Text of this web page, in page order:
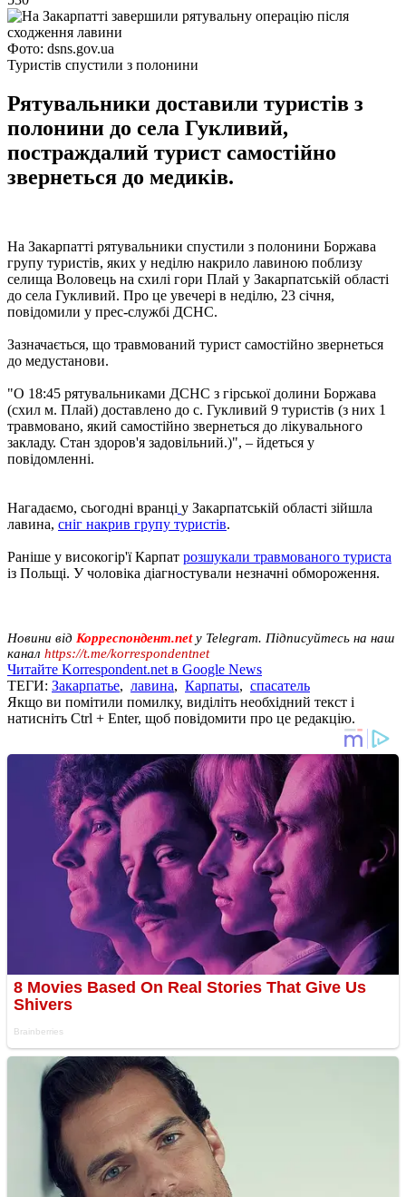
Фото: dsns.gov.ua
Туристів спустили з полонини
Рятувальники доставили туристів з
полонини до села Гукливий,
постраждалий турист самостійно
звернеться до медиків.
На Закарпатті рятувальники спустили з полонини Боржава
групу туристів, яких у неділю накрило лавиною поблизу
селища Воловець на схилі гори Плай у Закарпатській області
до села Гукливий. Про це увечері в неділю, 23 січня,
повідомили у прес-службі ДСНС.
Зазначається, що травмований турист самостійно звернеться
до медустанови.
"О 18:45 рятувальниками ДСНС з гірської долини Боржава
(схил м. Плай) доставлено до с. Гукливий 9 туристів (з них 1
травмовано, який самостійно звернеться до лікувального
закладу. Стан здоров'я задовільний.)", – йдеться у
повідомленні.
Нагадаємо, сьогодні вранці у Закарпатській області зійшла
лавина, сніг накрив групу туристів.
Раніше у високогір'ї Карпат розшукали травмованого туриста
із Польщі. У чоловіка діагностували незначні обмороження.
Новини від Корреспондент.netу Telegram. Підписуйтесь на наш
канал https://t.me/korrespondentnet
Читайте Korrespondent.net в Google News
ТЕГИ: Закарпатье, лавина, Карпаты, спасатель
Якщо ви помітили помилку, виділіть необхідний текст і
натисніть Ctrl + Enter, щоб повідомити про це редакцію.